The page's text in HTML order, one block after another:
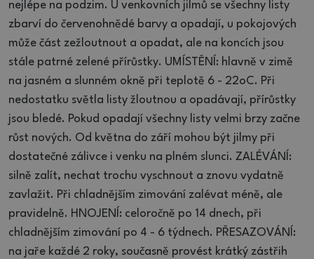
nejlépe na podzim. U venkovních jilmů se všechny listy
zbarví do červenohnědé barvy a opadají, u pokojových
může část zežloutnout a opadat, ale na koncích jsou
stále patrné zelené přírůstky. UMÍSTĚNÍ: hlavně v zimě
na jasném a slunném okně při teplotě 6 - 22oC. Při
nedostatku světla listy žloutnou a opadávají, přírůstky
jsou bledé. Pokud opadají všechny listy velmi brzy začne
růst nových. Od května do září mohou být jilmy při
dostatečné zálivce i venku na plném slunci. ZALÉVÁNÍ:
silně zalít, nechat trochu vyschnout a znovu vydatně
zavlažit. Při chladnějším zimování zalévat méně, ale
pravidelně. HNOJENÍ: celoročně po 14 dnech, při
chladnějším zimování po 4 - 6 týdnech. PŘESAZOVÁNÍ:
na jaře každé 2 roky, současně provést krátký zástřih